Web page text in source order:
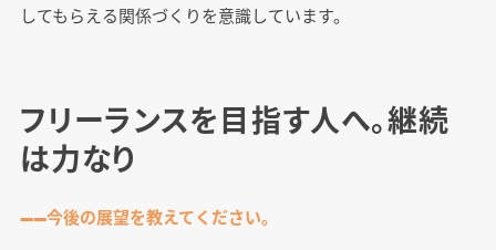
してもらえる関係づくりを意識しています。
フリーランスを目指す人へ。継続
は力なり
――今後の展望を教えてください。